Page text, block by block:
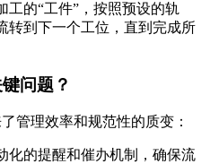
工的“工件”，按照预设的轨
转到下一个工位，直到完成所
问题？
管理效率和规范性的质变：
化的提醒和催办机制，确保流